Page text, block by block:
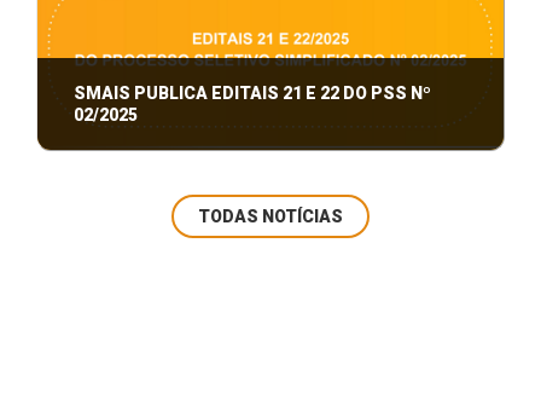
SMAIS PUBLICA EDITAIS 21 E 22 DO PSS Nº
02/2025
TODAS NOTÍCIAS